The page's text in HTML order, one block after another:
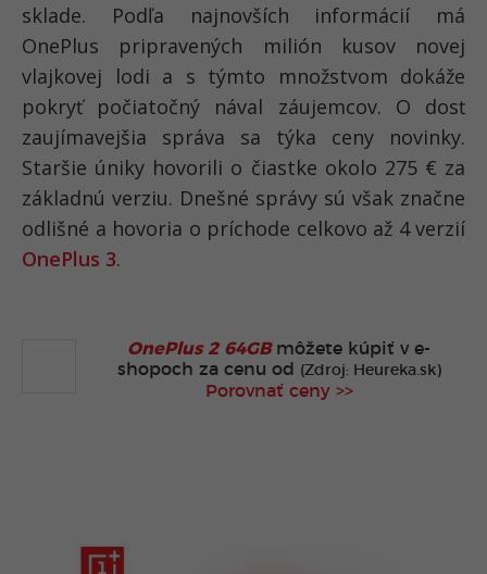
sklade. Podľa najnovších informácií má
OnePlus pripravených milión kusov novej
vlajkovej lodi a s týmto množstvom dokáže
pokryť počiatočný nával záujemcov. O dosť
zaujímavejšia správa sa týka ceny novinky.
Staršie úniky hovorili o čiastke okolo 275 € za
základnú verziu. Dnešné správy sú však značne
odlišné a hovoria o príchode celkovo až 4 verzií
OnePlus 3.
OnePlus 2 64GBmôžete kúpiť v e-
shopoch za cenu od
(Zdroj: Heureka.sk)
Porovnať ceny >>